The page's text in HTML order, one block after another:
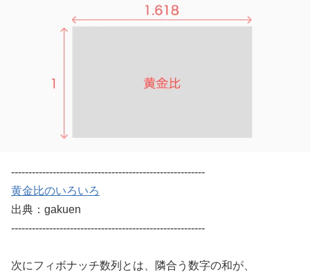
--------------------------------------------------------
黄金比のいろいろ
出典：gakuen
--------------------------------------------------------
次にフィボナッチ数列とは、隣合う数字の和が、